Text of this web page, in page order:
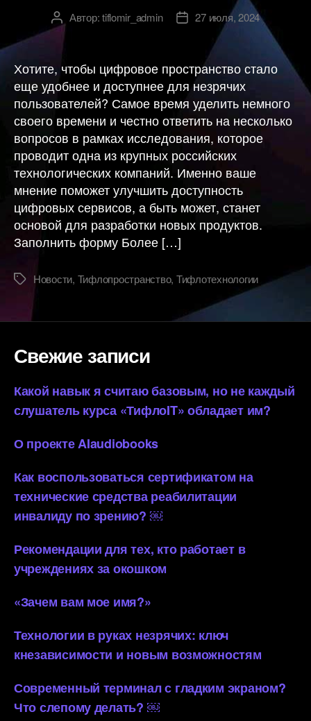
АвторАвтор:tiflomir_admin
Дата27 июля, 2024
Хотите, чтобы цифровое пространство стало
еще удобнее и доступнее для незрячих
пользователей? Самое время уделить немного
своего времени и честно ответить на несколько
вопросов в рамках исследования, которое
проводит одна из крупных российских
технологических компаний. Именно ваше
мнение поможет улучшить доступность
цифровых сервисов, а быть может, станет
основой для разработки новых продуктов.
Заполнить форму Более […]
МеткиНовости, Тифлопространство, Тифлотехнологии
Свежие записи
Какой навык я считаю базовым, но не каждый
слушатель курса «ТифлоIT» обладает им?
О проекте AIaudiobooks
Как воспользоваться сертификатом на
технические средства реабилитации
инвалиду по зрению? ￼
Рекомендации для тех, кто работает в
учреждениях за окошком
«Зачем вам мое имя?»
Технологии в руках незрячих: ключ
кнезависимости и новым возможностям
Современный терминал с гладким экраном?
Что слепому делать? ￼